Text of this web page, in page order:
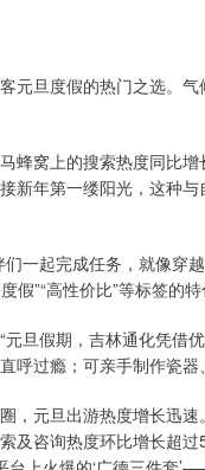
元旦度假的热门之选。
蜂窝上的搜索热度同比
新年第一缕阳光，这种
一起完成任务，就像穿
假”“高性价比”等标签的
旦假期，吉林通化凭借
呼过瘾；可亲手制作瓷
，元旦出游热度增长迅
及咨询热度环比增长超